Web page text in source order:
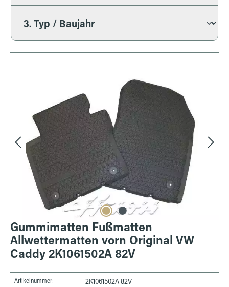
Gummimatten Fußmatten
Allwettermatten vorn Original VW
Caddy 2K1061502A 82V
Artikelnummer: 2K1061502A 82V